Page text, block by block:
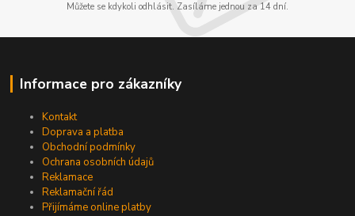
Můžete se kdykoli odhlásit. Zasíláme jednou za 14 dní.
Informace pro zákazníky
Kontakt
Doprava a platba
Obchodní podmínky
Ochrana osobních údajů
Reklamace
Reklamační řád
Přijímáme online platby